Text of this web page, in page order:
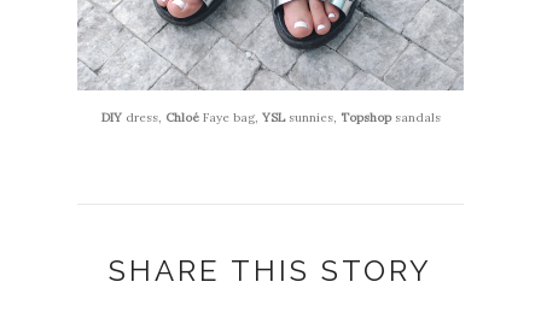
DIYdress, ChloéFaye bag, YSLsunnies, Topshopsandals
SHARE THIS STORY